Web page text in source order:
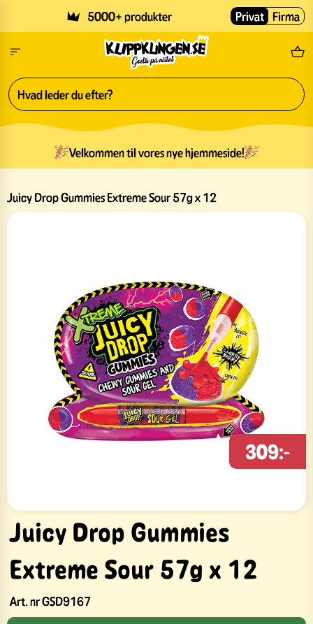
5000+ produkter Privat Firma
Velkommen til vores nye hjemmeside!
Juicy Drop Gummies Extreme Sour 57g x 12
Juicy Drop Gummies
Extreme Sour 57g x 12
Art. nrGSD9167
309:-